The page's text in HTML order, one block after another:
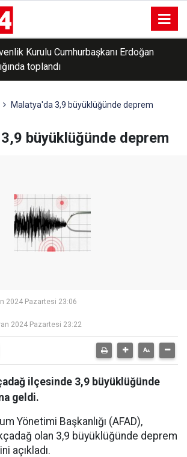
Kurulu Cumhurbaşkanı Erdoğan
toplandı
Malatya'da 3,9 büyüklüğünde deprem
büyüklüğünde deprem
2024 Pazartesi 23:06
2024 Pazartesi 23:22
ilçesinde 3,9 büyüklüğünde
geldi.
Yönetimi Başkanlığı (AFAD),
olan 3,9 büyüklüğünde deprem
açıkladı.